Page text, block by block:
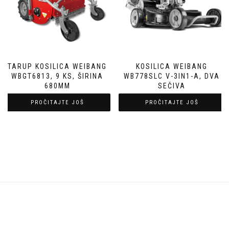
TARUP KOSILICA WEIBANG
WBGT6813, 9 KS, ŠIRINA
680MM
PROČITAJTE JOŠ
KOSILICA WEIBANG
WB778SLC V-3IN1-A, DVA
SEČIVA
PROČITAJTE JOŠ